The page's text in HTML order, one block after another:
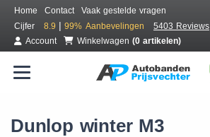
Home Contact
Vaak gestelde vragen
Cijfer
8.9 | 99% Aanbevelingen
5403 Reviews
Account
Winkelwagen (0 artikelen)
Dunlop winter M3